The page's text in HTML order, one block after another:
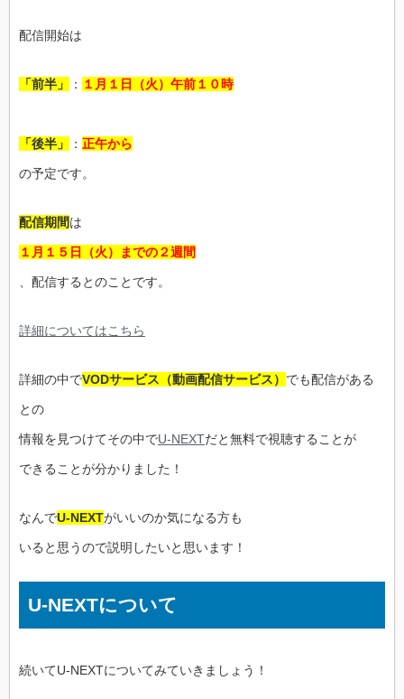
配信開始は
「前半」 ： １月１日（火）午前１０時
「後半」 ： 正午から
の予定です。
配信期間は
１月１５日（火）までの２週間
、配信するとのことです。
詳細についてはこちら
詳細の中でVODサービス（動画配信サービス） でも配信がある
との
情報を見つけてその中でU-NEXTだと無料で視聴することが
できることが分かりました！
なんでU-NEXTがいいのか気になる方も
いると思うので説明したいと思います！
U-NEXTについて
続いてU-NEXTについてみていきましょう！